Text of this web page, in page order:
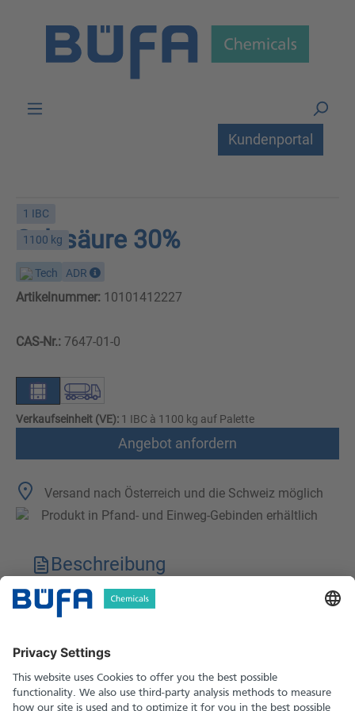
Kundenportal
1 IBC
1100 kg
Salzsäure 30%
Tech ADR
Artikelnummer: 10101412227
CAS-Nr.: 7647-01-0
Verkaufseinheit (VE): 1 IBC à 1100 kg auf Palette
Angebot anfordern
Versand nach Österreich und die Schweiz möglich
Produkt in Pfand- und Einweg-Gebinden erhältlich
Beschreibung
Technische Merkmale
Sicherheitshinweise